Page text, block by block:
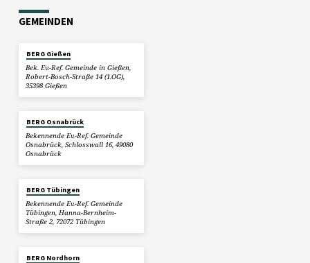
GEMEINDEN
BERG Gießen
Bek. Ev.-Ref. Gemeinde in Gießen,
Robert-Bosch-Straße 14 (1.OG),
35398 Gießen
BERG Osnabrück
Bekennende Ev.-Ref. Gemeinde
Osnabrück, Schlosswall 16, 49080
Osnabrück
BERG Tübingen
Bekennende Ev.-Ref. Gemeinde
Tübingen, Hanna-Bernheim-
Straße 2, 72072 Tübingen
BERG Nordhorn